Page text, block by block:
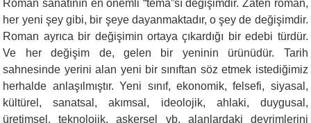
Roman sanatının en önemli “tema”sı değişimdir. Zaten roman,
her yeni şey gibi, bir şeye dayanmaktadır, o şey de değişimdir.
Roman ayrıca bir değişimin ortaya çıkardığı bir edebi türdür.
Ve her değişim de, gelen bir yeninin ürünüdür. Tarih
sahnesinde yerini alan yeni bir sınıftan söz etmek istediğimiz
herhalde anlaşılmıştır. Yeni sınıf, ekonomik, felsefi, siyasal,
kültürel, sanatsal, akımsal, ideolojik, ahlaki, duygusal,
üretimsel, teknolojik, askersel vb. alanlardaki devrimlerini